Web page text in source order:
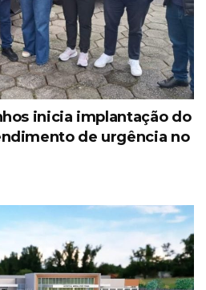
inicia implantação do
de urgência no